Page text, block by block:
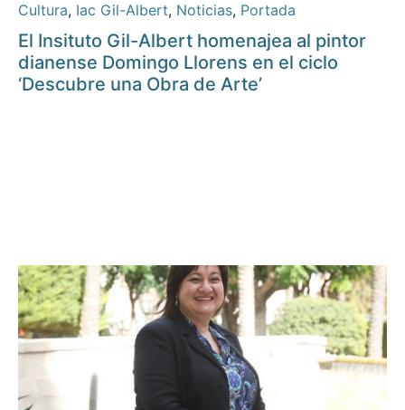
Cultura, Iac Gil-Albert, Noticias, Portada
El Insituto Gil-Albert homenajea al pintor
dianense Domingo Llorens en el ciclo
‘Descubre una Obra de Arte’